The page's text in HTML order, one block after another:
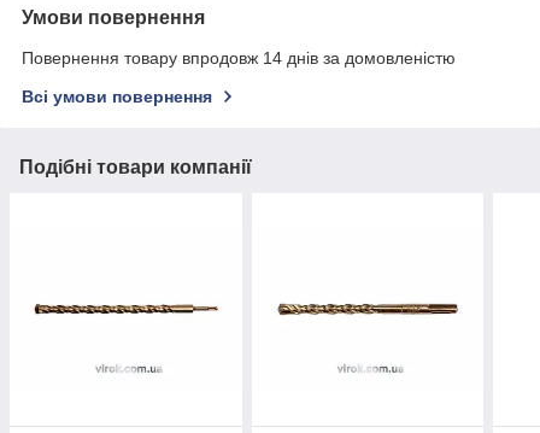
Умови повернення
Повернення товару впродовж 14 днів за домовленістю
Всі умови повернення
Подібні товари компанії